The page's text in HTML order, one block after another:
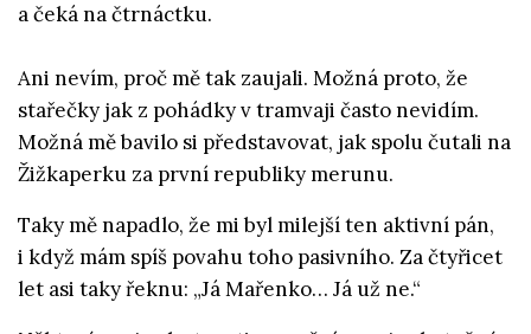
a čeká na čtrnáctku.
Ani nevím, proč mě tak zaujali. Možná proto, že
stařečky jak z pohádky v tramvaji často nevidím.
Možná mě bavilo si představovat, jak spolu čutali na
Žižkaperku za první republiky merunu.
Taky mě napadlo, že mi byl milejší ten aktivní pán,
i když mám spíš povahu toho pasivního. Za čtyřicet
let asi taky řeknu: „Já Mařenko… Já už ne.“